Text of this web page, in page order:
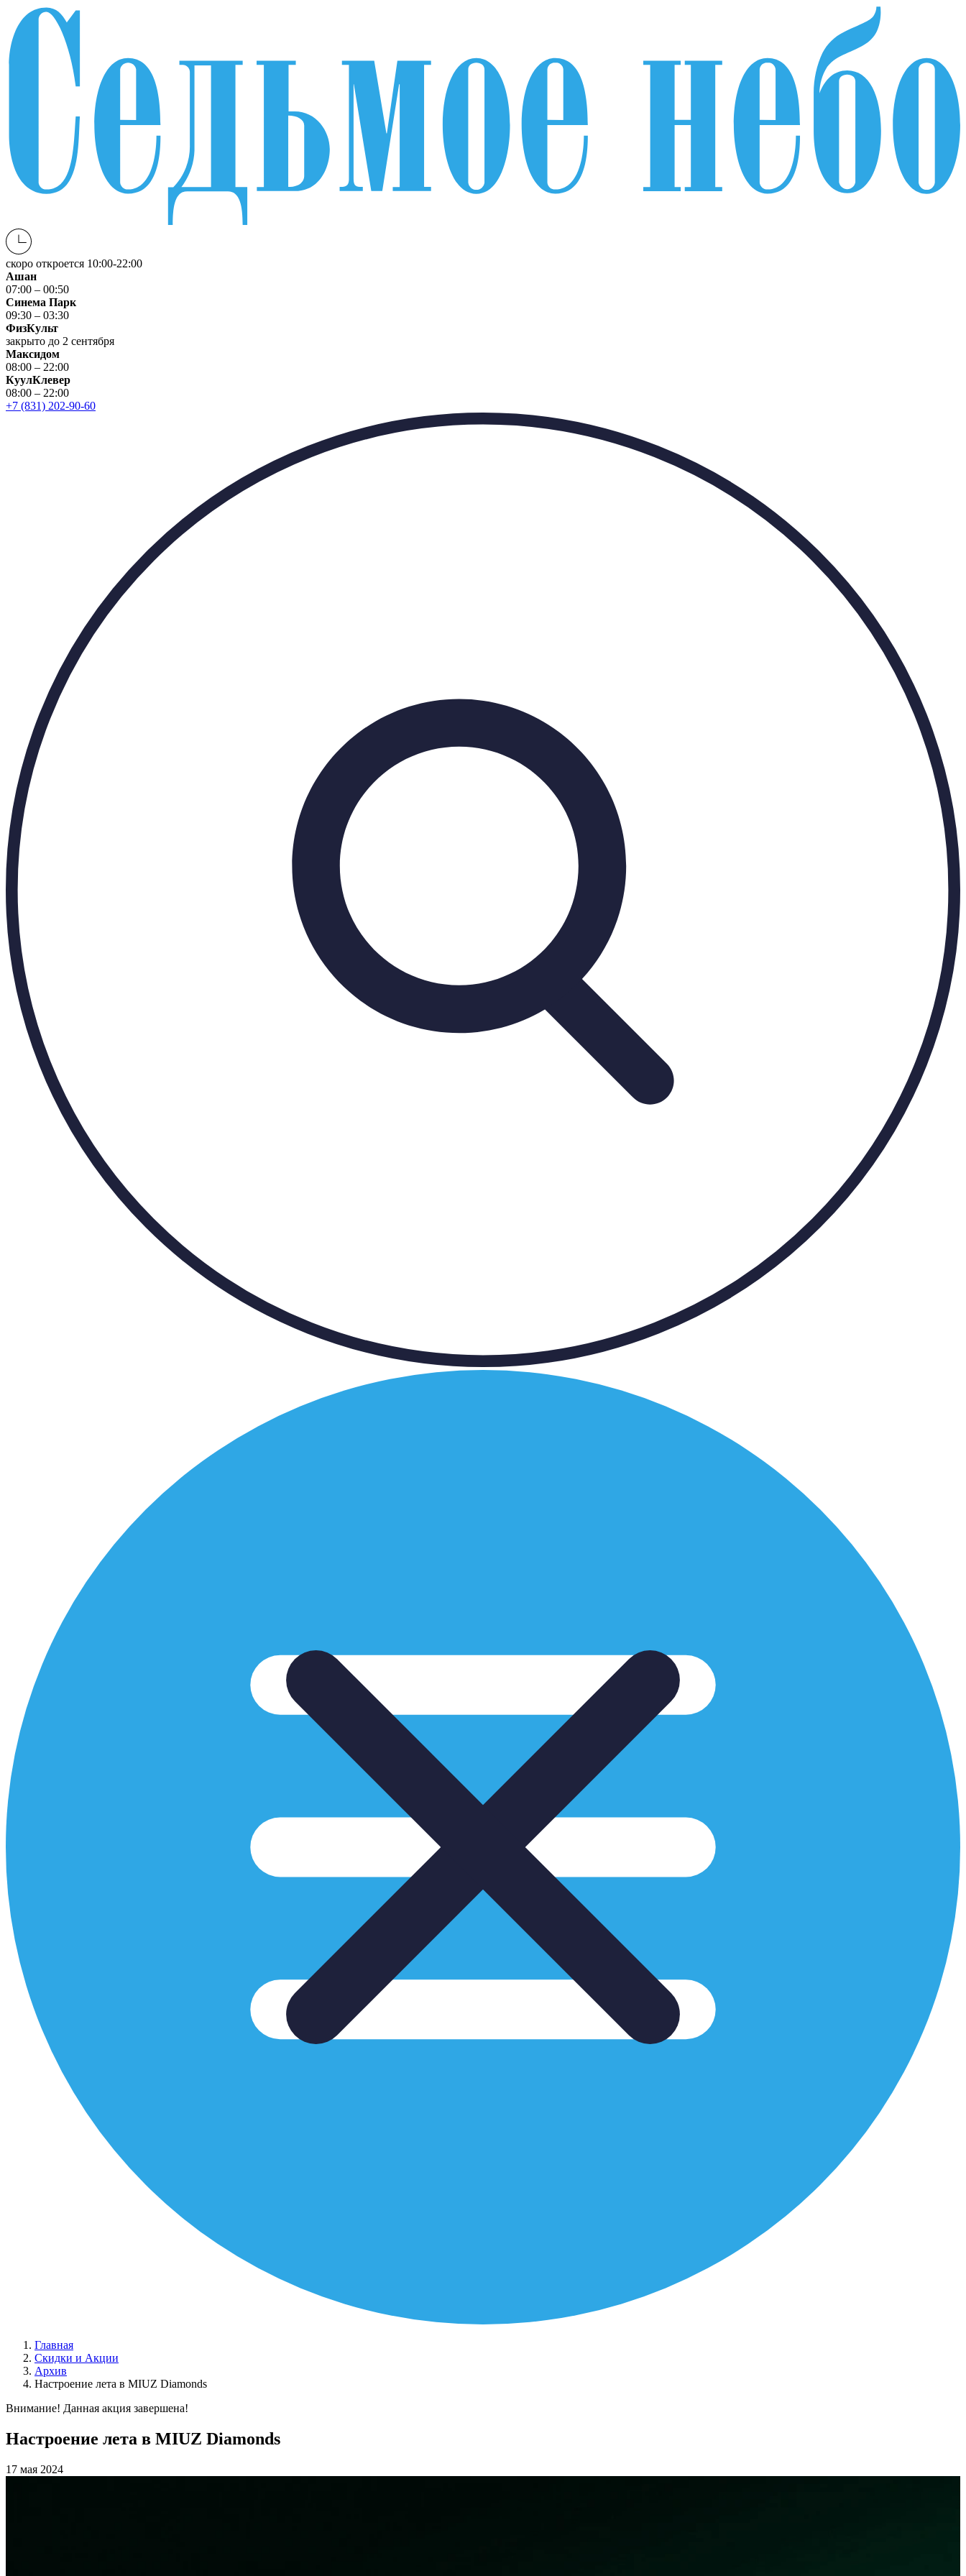
скоро откроется 10:00-22:00
Ашан
07:00 – 00:50
Синема Парк
09:30 – 03:30
ФизКульт
закрыто до 2 сентября
Максидом
08:00 – 22:00
КуулКлевер
08:00 – 22:00
+7 (831) 202-90-60
Главная
Скидки и Акции
Архив
Настроение лета в MIUZ Diamonds
Внимание! Данная акция завершена!
Настроение лета в MIUZ Diamonds
17 мая 2024